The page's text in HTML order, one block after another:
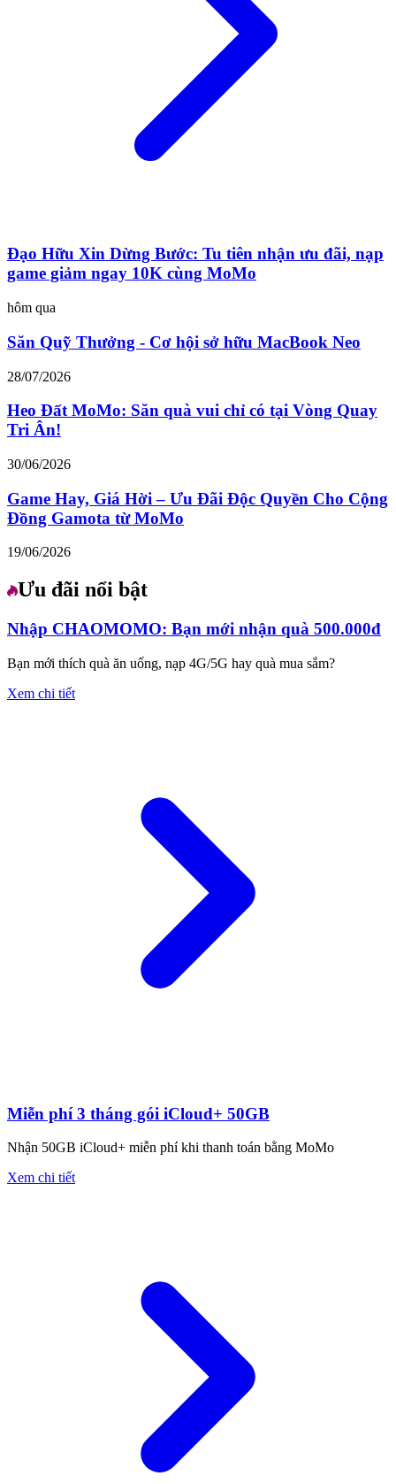
Đạo Hữu Xin Dừng Bước: Tu tiên nhận ưu đãi, nạp
game giảm ngay 10K cùng MoMo
hôm qua
Săn Quỹ Thưởng - Cơ hội sở hữu MacBook Neo
28/07/2026
Heo Đất MoMo: Săn quà vui chỉ có tại Vòng Quay
Tri Ân!
30/06/2026
Game Hay, Giá Hời – Ưu Đãi Độc Quyền Cho Cộng
Đồng Gamota từ MoMo
19/06/2026
Ưu đãi nổi bật
Nhập CHAOMOMO: Bạn mới nhận quà 500.000đ
Bạn mới thích quà ăn uống, nạp 4G/5G hay quà mua sắm?
Xem chi tiết
Miễn phí 3 tháng gói iCloud+ 50GB
Nhận 50GB iCloud+ miễn phí khi thanh toán bằng MoMo
Xem chi tiết